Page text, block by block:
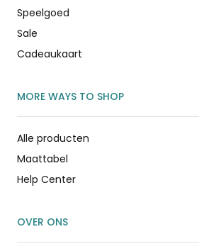
Speelgoed
Sale
Cadeaukaart
MORE WAYS TO SHOP
Alle producten
Maattabel
Help Center
OVER ONS